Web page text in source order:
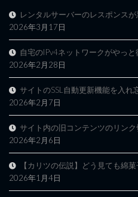
レンタルサーバーのレスポンス
2026年3月17日
自宅のIPv4ネットワークがやっ
2026年2月28日
サイトのSSL自動更新機能を入れ
2026年2月7日
サイト内の旧コンテンツのリン
2026年2月6日
【カリツの伝説】どう見ても綿
2026年1月4日